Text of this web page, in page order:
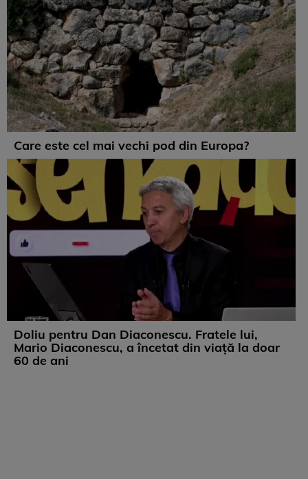
Care este cel mai vechi pod din Europa?
Doliu pentru Dan Diaconescu. Fratele lui,
Mario Diaconescu, a încetat din viață la doar
60 de ani